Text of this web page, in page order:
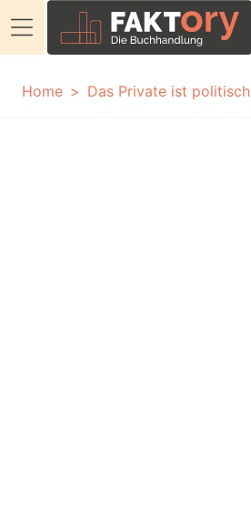
Home
Das Private ist politisch